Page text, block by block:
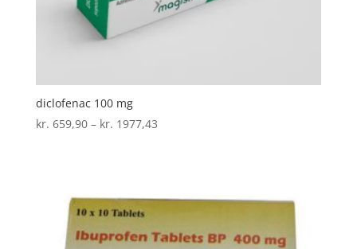
diclofenac 100 mg
kr. 659,90 – kr. 1977,43Prisinterval: